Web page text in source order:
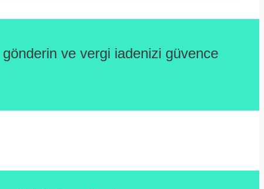
ve vergi iadenizi güvence